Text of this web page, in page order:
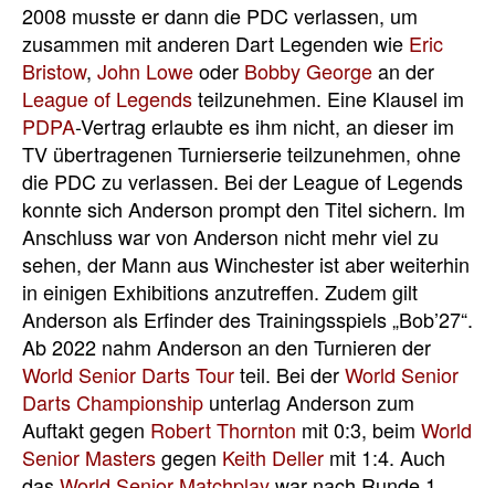
2008 musste er dann die PDC verlassen, um
zusammen mit anderen Dart Legenden wie Eric
Bristow, John Loweoder Bobby Georgean der
League of Legendsteilzunehmen. Eine Klausel im
PDPA-Vertrag erlaubte es ihm nicht, an dieser im
TV übertragenen Turnierserie teilzunehmen, ohne
die PDC zu verlassen. Bei der League of Legends
konnte sich Anderson prompt den Titel sichern. Im
Anschluss war von Anderson nicht mehr viel zu
sehen, der Mann aus Winchester ist aber weiterhin
in einigen Exhibitions anzutreffen. Zudem gilt
Anderson als Erfinder des Trainingsspiels „Bob’27“.
Ab 2022 nahm Anderson an den Turnieren der
World Senior Darts Tourteil. Bei derWorld Senior
Darts Championship unterlag Anderson zum
Auftakt gegen Robert Thornton mit 0:3, beim World
Senior Mastersgegen Keith Deller mit 1:4. Auch